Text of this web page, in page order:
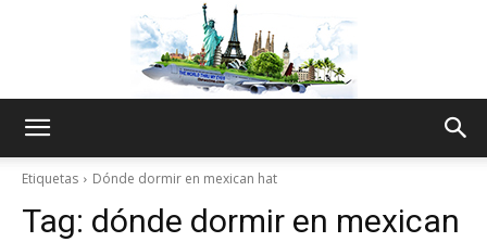
Etiquetas Dónde dormir en mexican hat
Tag: dónde dormir en mexican